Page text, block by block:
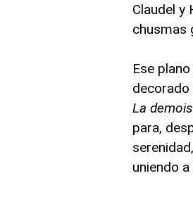
Claudel y
chusmas
Ese
La
para,
uniendo